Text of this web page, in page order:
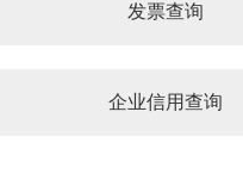
发票查询
企业信用查询